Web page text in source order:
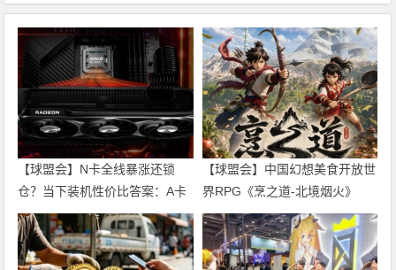
【球盟会】N卡全线暴涨还锁
仓？当下装机性价比答案：A卡
+锐龙CPU 全档位推荐
【球盟会】中国幻想美食开放世
界RPG《烹之道-北境烟火》